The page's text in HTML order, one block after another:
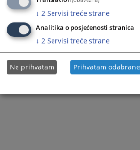
↓ 2 Servisi treće strane
Analitika o posjećenosti stranica
↓ 2 Servisi treće strane
Ne prihvatam Prihvatam odabrane